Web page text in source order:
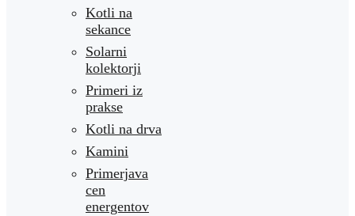
Kotli na
sekance
Solarni
kolektorji
Primeri iz
prakse
Kotli na drva
Kamini
Primerjava
cen
energentov